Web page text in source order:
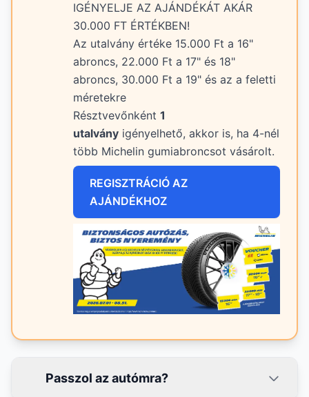
IGÉNYELJE AZ AJÁNDÉKÁT AKÁR
30.000 FT ÉRTÉKBEN!
Az utalvány értéke 15.000 Ft a 16"
abroncs, 22.000 Ft a 17" és 18"
abroncs, 30.000 Ft a 19" és az a feletti
méretekre
Résztvevőnként 1
utalvány igényelhető, akkor is, ha 4-nél
több Michelin gumiabroncsot vásárolt.
REGISZTRÁCIÓ AZ
AJÁNDÉKHOZ
Passzol az autómra?